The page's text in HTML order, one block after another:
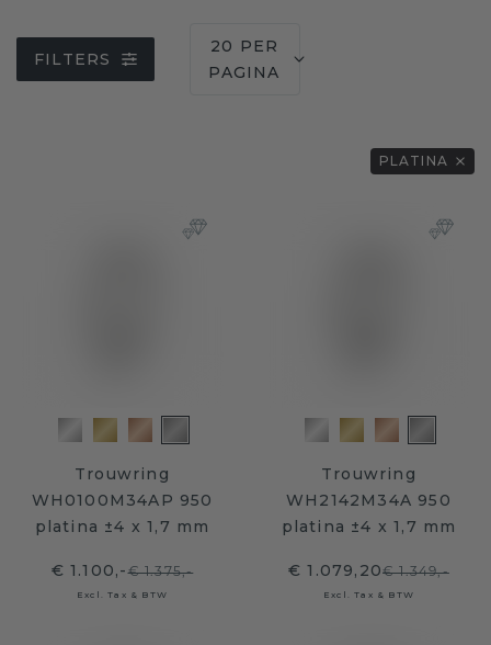
FILTERS
20 PER
PAGINA
PLATINA
Trouwring
WH0100M34AP 950
platina ±4 x 1,7 mm
€ 1.100,-€ 1.375,-
Excl. Tax & BTW
Trouwring
WH2142M34A 950
platina ±4 x 1,7 mm
€ 1.079,20€ 1.349,-
Excl. Tax & BTW